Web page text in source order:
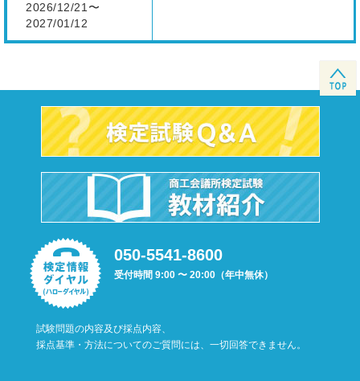
2026/12/21〜
2027/01/12
050-5541-8600
受付時間 9:00 〜 20:00（年中無休）
試験問題の内容及び採点内容、
採点基準・方法についてのご質問には、一切回答できません。